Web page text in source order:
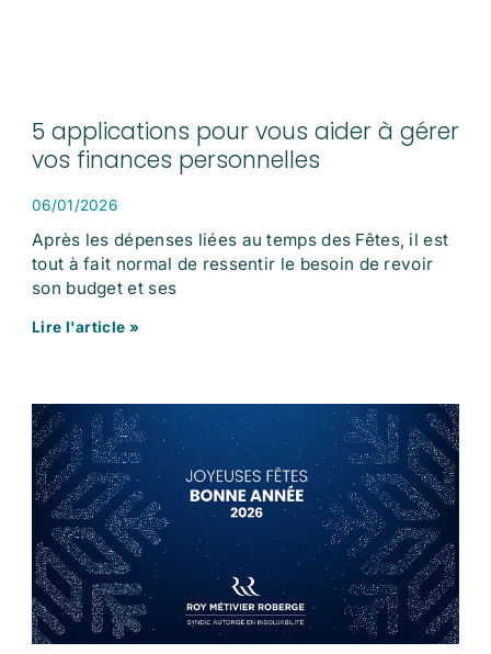
5 applications pour vous aider à gérer
vos finances personnelles
06/01/2026
Après les dépenses liées au temps des Fêtes, il est
tout à fait normal de ressentir le besoin de revoir
son budget et ses
Lire l'article »